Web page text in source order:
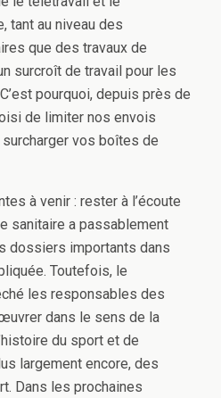
tant au niveau des
que des travaux de
surcroît de travail pour les
pourquoi, depuis près de
de limiter nos envois
vos boîtes de
à venir : rester à l’écoute
sanitaire a passablement
dossiers importants dans
Toutefois, le
les responsables des
dans le sens de la
du sport et de
largement encore, des
Dans les prochaines